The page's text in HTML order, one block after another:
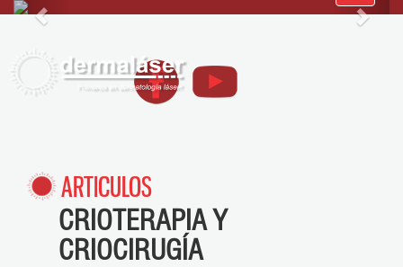
ARTICULOS
CRIOTERAPIA Y
CRIOCIRUGÍA